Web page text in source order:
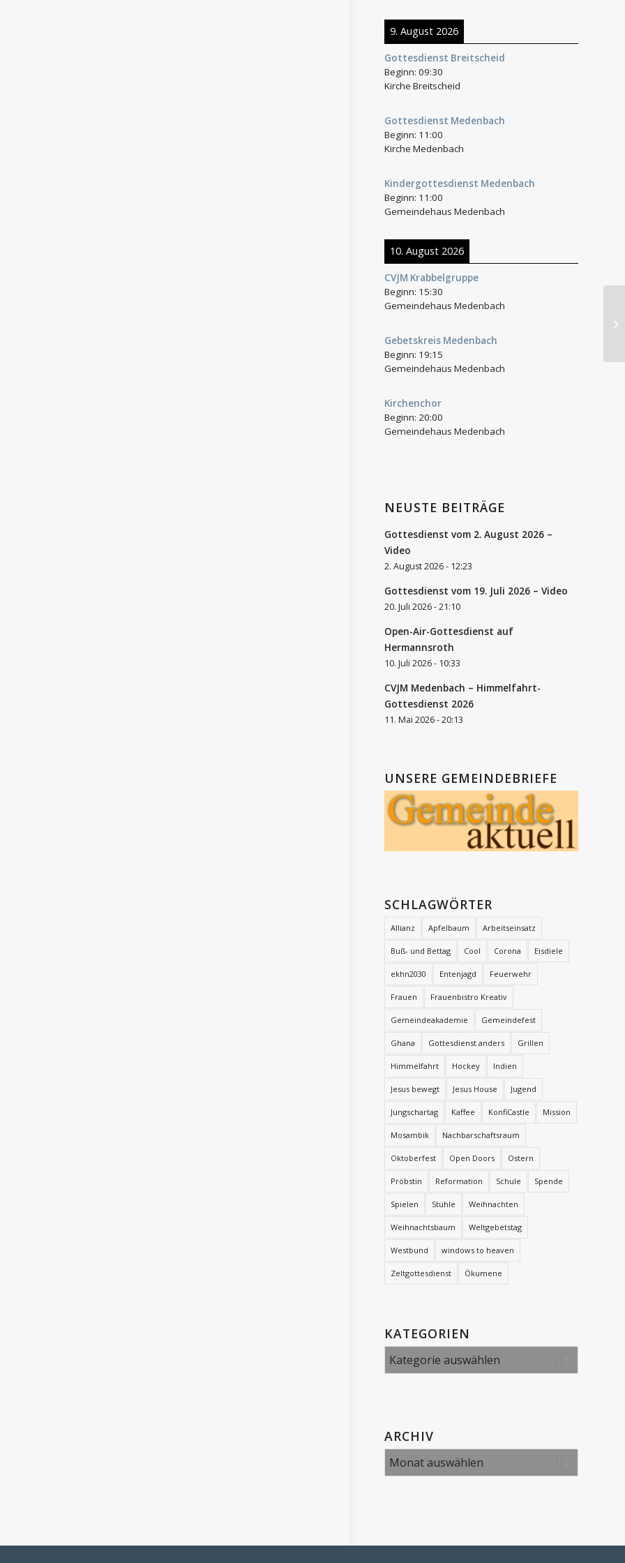
9. August 2026
Gottesdienst Breitscheid
Beginn:09:30
Kirche Breitscheid
Gottesdienst Medenbach
Beginn: 11:00
Kirche Medenbach
Kindergottesdienst Medenbach
Beginn: 11:00
Gemeindehaus Medenbach
10. August 2026
CVJM Krabbelgruppe
Beginn: 15:30
Gemeindehaus Medenbach
Gebetskreis Medenbach
Beginn: 19:15
Gemeindehaus Medenbach
Kirchenchor
Beginn:20:00
Gemeindehaus Medenbach
NEUSTE BEITRÄGE
Gottesdienst vom 2. August 2026 –
Video
2. August 2026 - 12:23
Gottesdienst vom 19. Juli 2026 – Video
20. Juli 2026 - 21:10
Open-Air-Gottesdienst auf
Hermannsroth
10. Juli 2026 - 10:33
CVJM Medenbach – Himmelfahrt-
Gottesdienst 2026
11. Mai 2026 - 20:13
UNSERE GEMEINDEBRIEFE
SCHLAGWÖRTER
Allianz Apfelbaum Arbeitseinsatz
Buß- und Bettag Cool Corona Eisdiele
ekhn2030 Entenjagd Feuerwehr
Frauen Frauenbistro Kreativ
Gemeindeakademie Gemeindefest
Ghana Gottesdienst anders Grillen
Himmelfahrt Hockey Indien
Jesus bewegt Jesus House Jugend
Jungschartag Kaffee KonfiCastle Mission
Mosambik Nachbarschaftsraum
Oktoberfest Open Doors Ostern
Pröbstin Reformation Schule Spende
Spielen Stühle Weihnachten
Weihnachtsbaum Weltgebetstag
Westbund windows to heaven
Zeltgottesdienst Ökumene
KATEGORIEN
Kategorien
ARCHIV